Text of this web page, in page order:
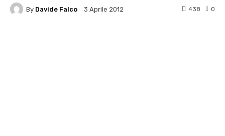
By Davide Falco 3 Aprile 2012 0
438